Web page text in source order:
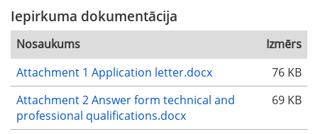
Iepirkuma dokumentācija
Nosaukums
Izmērs
Attachment 1 Application letter.docx
76 KB
Attachment 2 Answer form technical and
professional qualifications.docx
69 KB